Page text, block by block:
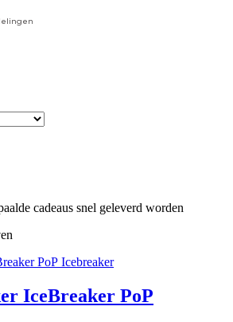
cadeaus snel geleverd worden
Icebreaker
IceBreaker PoP